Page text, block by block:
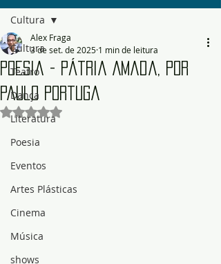
Cultura
Teatro
Dança
Literatura
Poesia
Eventos
Artes Plásticas
Cinema
Música
shows
Cultura
Poesia - Pátria Amada, por
Paulo Portuga
Alex Fraga
3 de set. de 2025 1 min de leitura
Avaliado com NaN de 5 estrelas.